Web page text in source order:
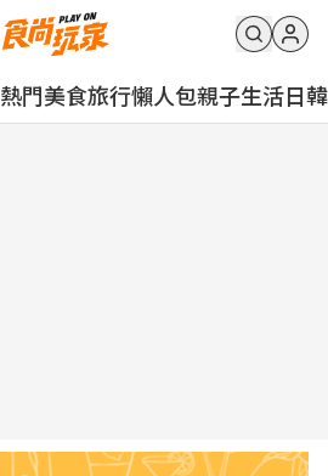
熱門美食旅行懶人包親子生活日韓